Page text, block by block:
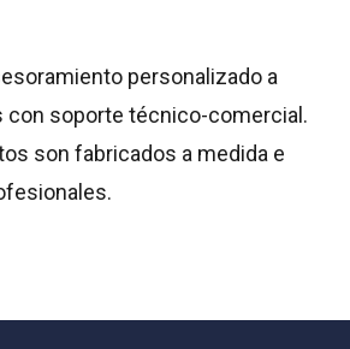
personalizado a
soporte técnico-comercial.
son fabricados a medida e